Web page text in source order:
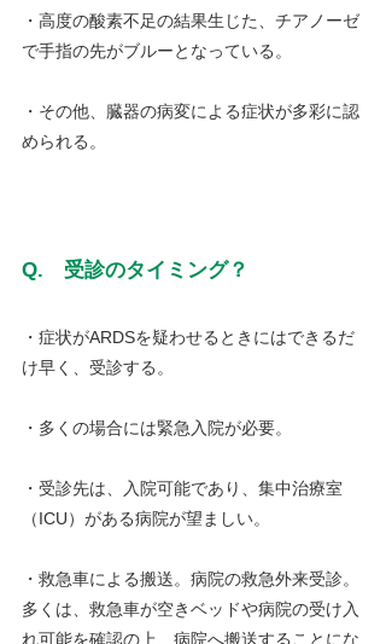
・高度の酸素不足の結果生じた、チアノーゼ
で手指の先がブルーとなっている。
・その他、臓器の病変による症状が多彩に認
められる。
Q.　受診のタイミング？
・症状がARDSを疑わせるときにはできるだ
け早く、受診する。
・多くの場合には緊急入院が必要。
・受診先は、入院可能であり、集中治療室
（ICU）がある病院が望ましい。
・救急車による搬送。病院の救急外来受診。
多くは、救急車が空きベッドや病院の受け入
れ可能を確認の上、病院へ搬送することにな